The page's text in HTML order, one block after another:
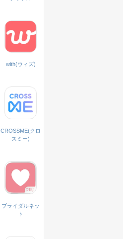
with(ウィズ)
CROSSME(クロ
スミー)
ブライダルネッ
ト